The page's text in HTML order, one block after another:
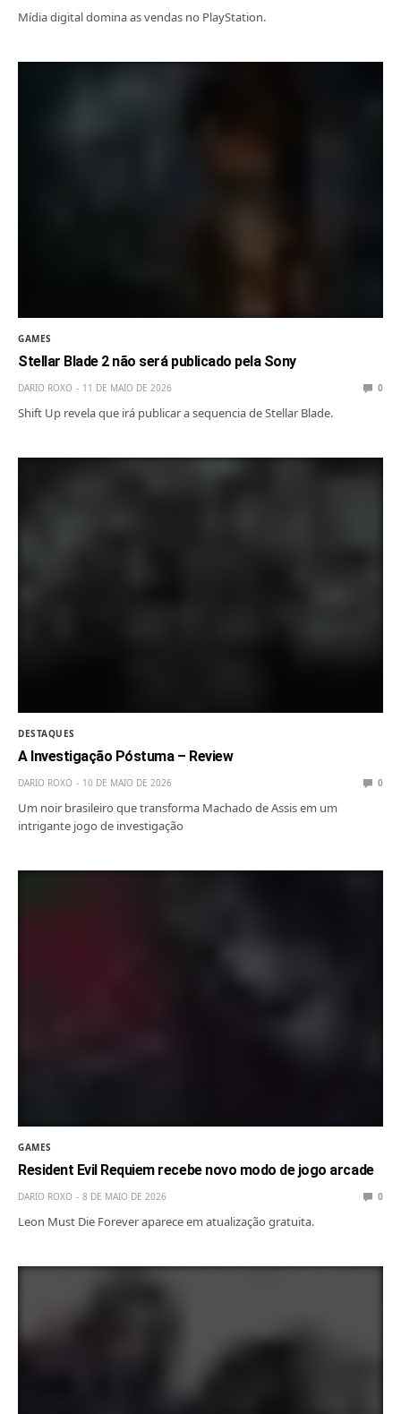
Mídia digital domina as vendas no PlayStation.
GAMES
Stellar Blade 2 não será publicado pela Sony
DARIO ROXO 11 DE MAIO DE 2026 0
Shift Up revela que irá publicar a sequencia de Stellar Blade.
DESTAQUES
A Investigação Póstuma – Review
DARIO ROXO 10 DE MAIO DE 2026 0
Um noir brasileiro que transforma Machado de Assis em um
intrigante jogo de investigação
GAMES
Resident Evil Requiem recebe novo modo de jogo arcade
DARIO ROXO 8 DE MAIO DE 2026 0
Leon Must Die Forever aparece em atualização gratuita.